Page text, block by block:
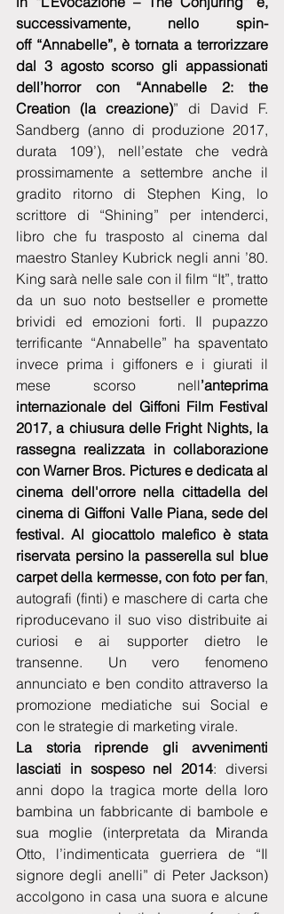
successivamente, nello spin-
off “Annabelle”, è tornata a terrorizzare
dal 3 agosto scorso gli appassionati
dell’horror con “Annabelle 2: the
Creation (la creazione)” di David F.
Sandberg (anno di produzione 2017,
durata 109’), nell’estate che vedrà
prossimamente a settembre anche il
gradito ritorno di Stephen King, lo
scrittore di “Shining” per intenderci,
libro che fu trasposto al cinema dal
maestro Stanley Kubrick negli anni ’80.
King sarà nelle sale con il film “It”, tratto
da un suo noto bestseller e promette
brividi ed emozioni forti. Il pupazzo
terrificante “Annabelle” ha spaventato
invece prima i giffoners e i giurati il
mese scorso nell’anteprima
internazionale del Giffoni Film Festival
2017, a chiusura delle Fright Nights, la
rassegna realizzata in collaborazione
con Warner Bros. Pictures e dedicata al
cinema dell'orrore nella cittadella del
cinema di Giffoni Valle Piana, sede del
festival. Al giocattolo malefico è stata
riservata persino la passerella sul blue
carpet della kermesse, con foto per fan,
autografi (finti) e maschere di carta che
riproducevano il suo viso distribuite ai
curiosi e ai supporter dietro le
transenne. Un vero fenomeno
annunciato e ben condito attraverso la
promozione mediatiche sui Social e
con le strategie di marketing virale.
La storia riprende gli avvenimenti
lasciati in sospeso nel 2014: diversi
anni dopo la tragica morte della loro
bambina un fabbricante di bambole e
sua moglie (interpretata da Miranda
Otto, l’indimenticata guerriera de “Il
signore degli anelli” di Peter Jackson)
accolgono in casa una suora e alcune